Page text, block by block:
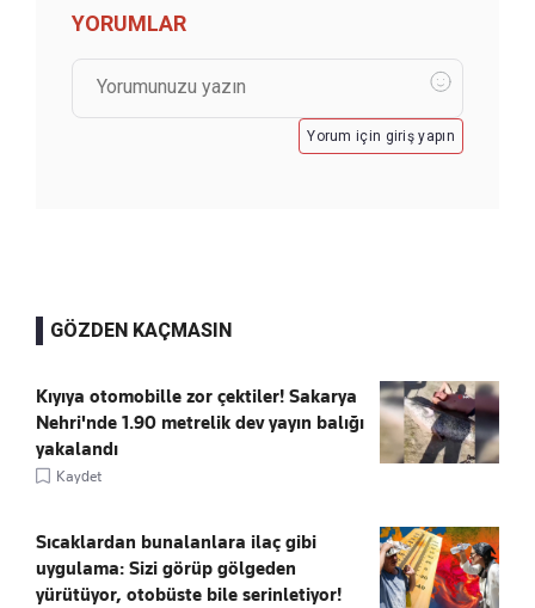
YORUMLAR
Yorum için giriş yapın
GÖZDEN KAÇMASIN
Kıyıya otomobille zor çektiler! Sakarya
Nehri'nde 1.90 metrelik dev yayın balığı
yakalandı
Kaydet
Sıcaklardan bunalanlara ilaç gibi
uygulama: Sizi görüp gölgeden
yürütüyor, otobüste bile serinletiyor!